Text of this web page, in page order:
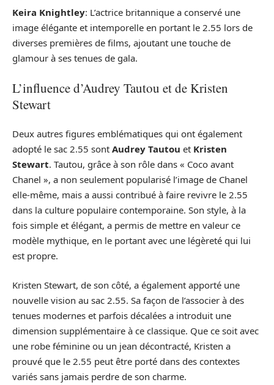
Keira Knightley: L’actrice britannique a conservé une
image élégante et intemporelle en portant le 2.55 lors de
diverses premières de films, ajoutant une touche de
glamour à ses tenues de gala.
L’influence d’Audrey Tautou et de Kristen
Stewart
Deux autres figures emblématiques qui ont également
adopté le sac 2.55 sont Audrey Tautou et Kristen
Stewart. Tautou, grâce à son rôle dans « Coco avant
Chanel », a non seulement popularisé l’image de Chanel
elle-même, mais a aussi contribué à faire revivre le 2.55
dans la culture populaire contemporaine. Son style, à la
fois simple et élégant, a permis de mettre en valeur ce
modèle mythique, en le portant avec une légèreté qui lui
est propre.
Kristen Stewart, de son côté, a également apporté une
nouvelle vision au sac 2.55. Sa façon de l’associer à des
tenues modernes et parfois décalées a introduit une
dimension supplémentaire à ce classique. Que ce soit avec
une robe féminine ou un jean décontracté, Kristen a
prouvé que le 2.55 peut être porté dans des contextes
variés sans jamais perdre de son charme.